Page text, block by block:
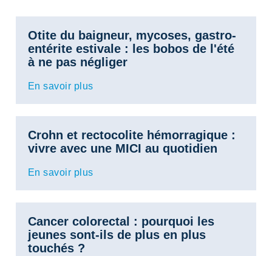
Otite du baigneur, mycoses, gastro-
entérite estivale : les bobos de l'été
à ne pas négliger
En savoir plus
Crohn et rectocolite hémorragique :
vivre avec une MICI au quotidien
En savoir plus
Cancer colorectal : pourquoi les
jeunes sont-ils de plus en plus
touchés ?